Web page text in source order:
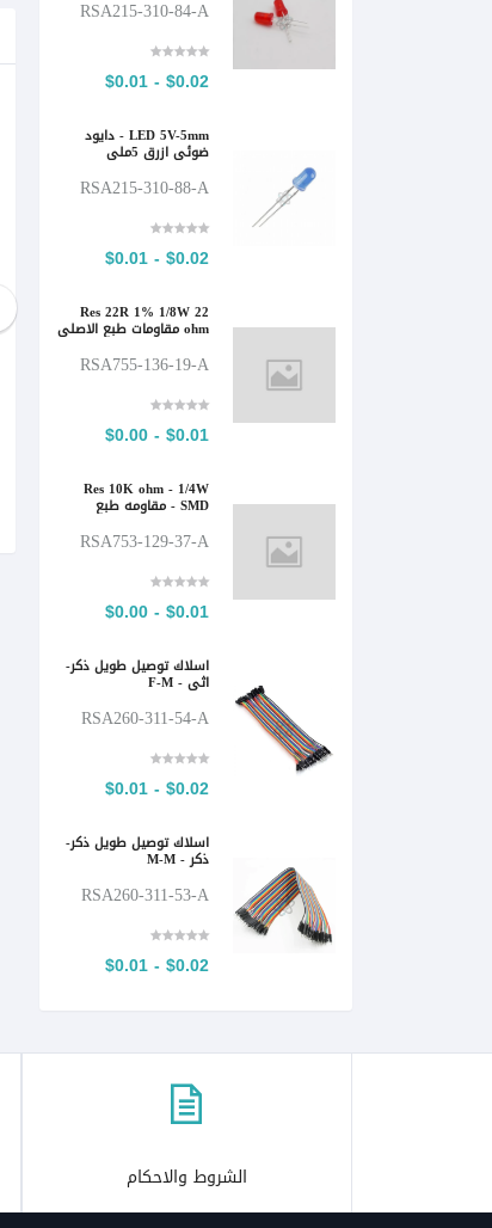
RSA215-310-84-A
$0.02 - $0.01
LED 5V-5mm - دايود
ضوئي ازرق 5ملي
RSA215-310-88-A
$0.02 - $0.01
Res 22R 1% 1/8W 22
ohm مقاومات طبع الاصلي
RSA755-136-19-A
$0.01 - $0.00
Res 10K ohm - 1/4W
SMD - مقاومه طبع
RSA753-129-37-A
$0.01 - $0.00
اسلاك توصيل طويل ذكر-
اثى - F-M
RSA260-311-54-A
$0.02 - $0.01
اسلاك توصيل طويل ذكر-
ذكر - M-M
RSA260-311-53-A
$0.02 - $0.01
$33.10 - $77.80
RSA501-312-63-A
الشروط والاحكام